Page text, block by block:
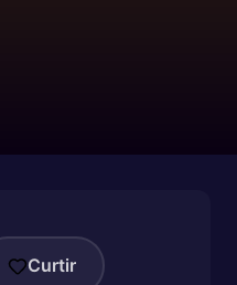
Curtir